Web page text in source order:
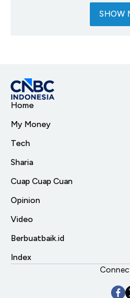
SHOW
Home
My Money
Tech
Sharia
Cuap Cuap Cuan
Opinion
Video
Berbuatbaik.id
Index